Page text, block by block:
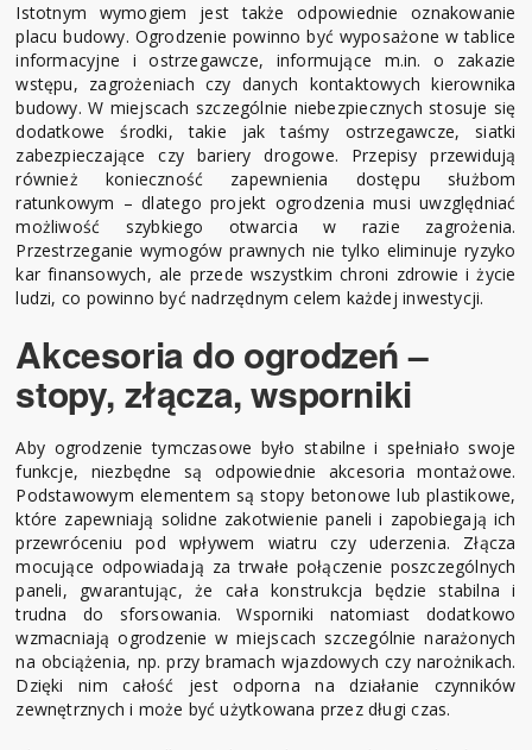
Istotnym wymogiem jest także odpowiednie oznakowanie
placu budowy. Ogrodzenie powinno być wyposażone w tablice
informacyjne i ostrzegawcze, informujące m.in. o zakazie
wstępu, zagrożeniach czy danych kontaktowych kierownika
budowy. W miejscach szczególnie niebezpiecznych stosuje się
dodatkowe środki, takie jak taśmy ostrzegawcze, siatki
zabezpieczające czy bariery drogowe. Przepisy przewidują
również konieczność zapewnienia dostępu służbom
ratunkowym – dlatego projekt ogrodzenia musi uwzględniać
możliwość szybkiego otwarcia w razie zagrożenia.
Przestrzeganie wymogów prawnych nie tylko eliminuje ryzyko
kar finansowych, ale przede wszystkim chroni zdrowie i życie
ludzi, co powinno być nadrzędnym celem każdej inwestycji.
Akcesoria do ogrodzeń –
stopy, złącza, wsporniki
Aby ogrodzenie tymczasowe było stabilne i spełniało swoje
funkcje, niezbędne są odpowiednie akcesoria montażowe.
Podstawowym elementem są stopy betonowe lub plastikowe,
które zapewniają solidne zakotwienie paneli i zapobiegają ich
przewróceniu pod wpływem wiatru czy uderzenia. Złącza
mocujące odpowiadają za trwałe połączenie poszczególnych
paneli, gwarantując, że cała konstrukcja będzie stabilna i
trudna do sforsowania. Wsporniki natomiast dodatkowo
wzmacniają ogrodzenie w miejscach szczególnie narażonych
na obciążenia, np. przy bramach wjazdowych czy narożnikach.
Dzięki nim całość jest odporna na działanie czynników
zewnętrznych i może być użytkowana przez długi czas.